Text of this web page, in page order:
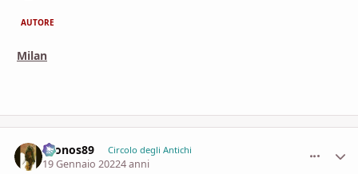
AUTORE
Milan
Cronos89 Circolo degli Antichi
19 Gennaio 20224 anni